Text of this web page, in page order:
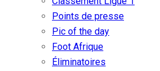
Points de presse
Pic of the day
Foot Afrique
Éliminatoires